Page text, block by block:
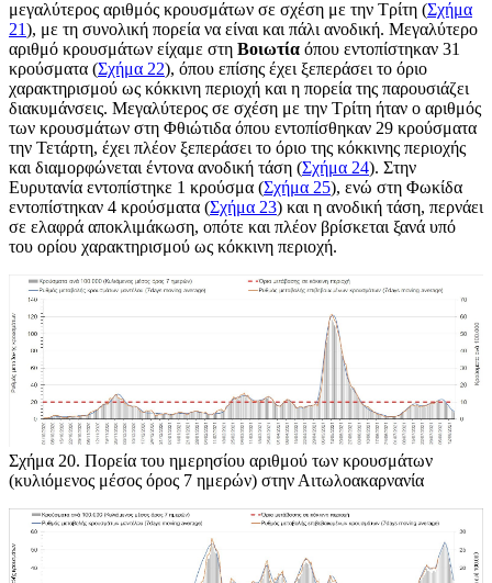
μεγαλύτερος αριθμός κρουσμάτων σε σχέση με την Τρίτη (Σχήμα
21), με τη συνολική πορεία να είναι και πάλι ανοδική. Μεγαλύτερο
αριθμό κρουσμάτων είχαμε στη Βοιωτία όπου εντοπίστηκαν 31
κρούσματα (Σχήμα 22), όπου επίσης έχει ξεπεράσει το όριο
χαρακτηρισμού ως κόκκινη περιοχή και η πορεία της παρουσιάζει
διακυμάνσεις. Μεγαλύτερος σε σχέση με την Τρίτη ήταν ο αριθμός
των κρουσμάτων στη Φθιώτιδα όπου εντοπίσθηκαν 29 κρούσματα
την Τετάρτη, έχει πλέον ξεπεράσει το όριο της κόκκινης περιοχής
και διαμορφώνεται έντονα ανοδική τάση (Σχήμα 24). Στην
Ευρυτανία εντοπίστηκε 1 κρούσμα (Σχήμα 25), ενώ στη Φωκίδα
εντοπίστηκαν 4 κρούσματα (Σχήμα 23) και η ανοδική τάση, περνάει
σε ελαφρά αποκλιμάκωση, οπότε και πλέον βρίσκεται ξανά υπό
του ορίου χαρακτηρισμού ως κόκκινη περιοχή.
Σχήμα 20. Πορεία του ημερησίου αριθμού των κρουσμάτων
(κυλιόμενος μέσος όρος 7 ημερών) στην Αιτωλοακαρνανία